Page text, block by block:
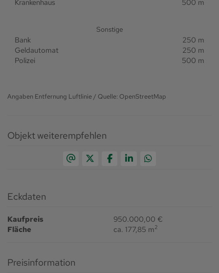
Krankenhaus
500 m
Sonstige
Bank
250 m
Geldautomat
250 m
Polizei
500 m
Angaben Entfernung Luftlinie / Quelle: OpenStreetMap
Objekt weiterempfehlen
Eckdaten
Kaufpreis
950.000,00 €
Fläche
ca. 177,85 m2
Preisinformation